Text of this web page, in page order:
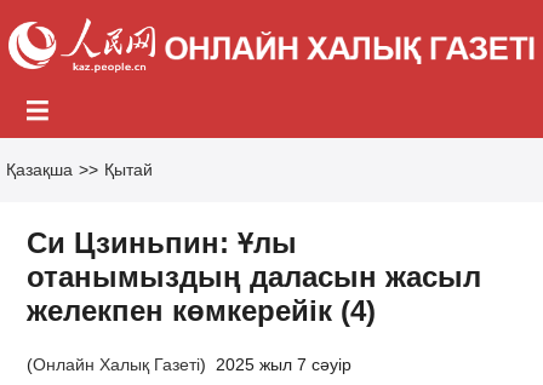
Қазақша >> Қытай
Си Цзиньпин: Ұлы
отанымыздың даласын жасыл
желекпен көмкерейік (4)
(Онлайн Халық Газеті) 2025 жыл 7 сәуір